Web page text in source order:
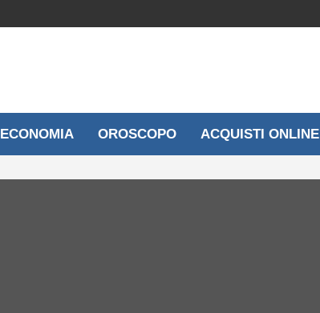
ECONOMIA OROSCOPO ACQUISTI ONLINE